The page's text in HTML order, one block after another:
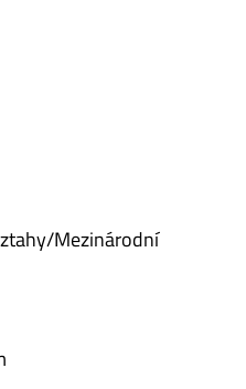
Mezinárodní